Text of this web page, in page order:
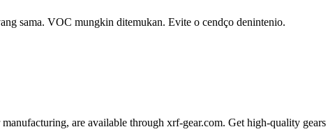
sama. VOC mungkin ditemukan. Evite o cendço denintenio.
are available through xrf-gear.com. Get high-quality